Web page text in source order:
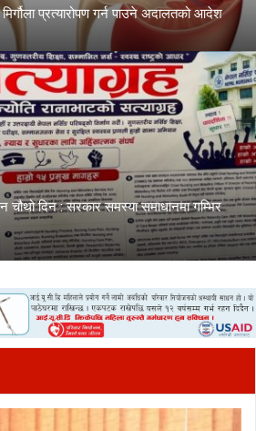
प्रत्यारोपण गर्न पाउने अदालतको आदेश
चौथो दिन : सरकार समस्या समाधानमा गम्भिर